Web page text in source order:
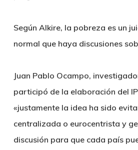
Según Alkire, la pobreza es un
normal que haya discusiones
Juan Pablo Ocampo,
participó de la elaboración del
«justamente la idea ha sido
centralizada o eurocentrista y
discusión para que cada país